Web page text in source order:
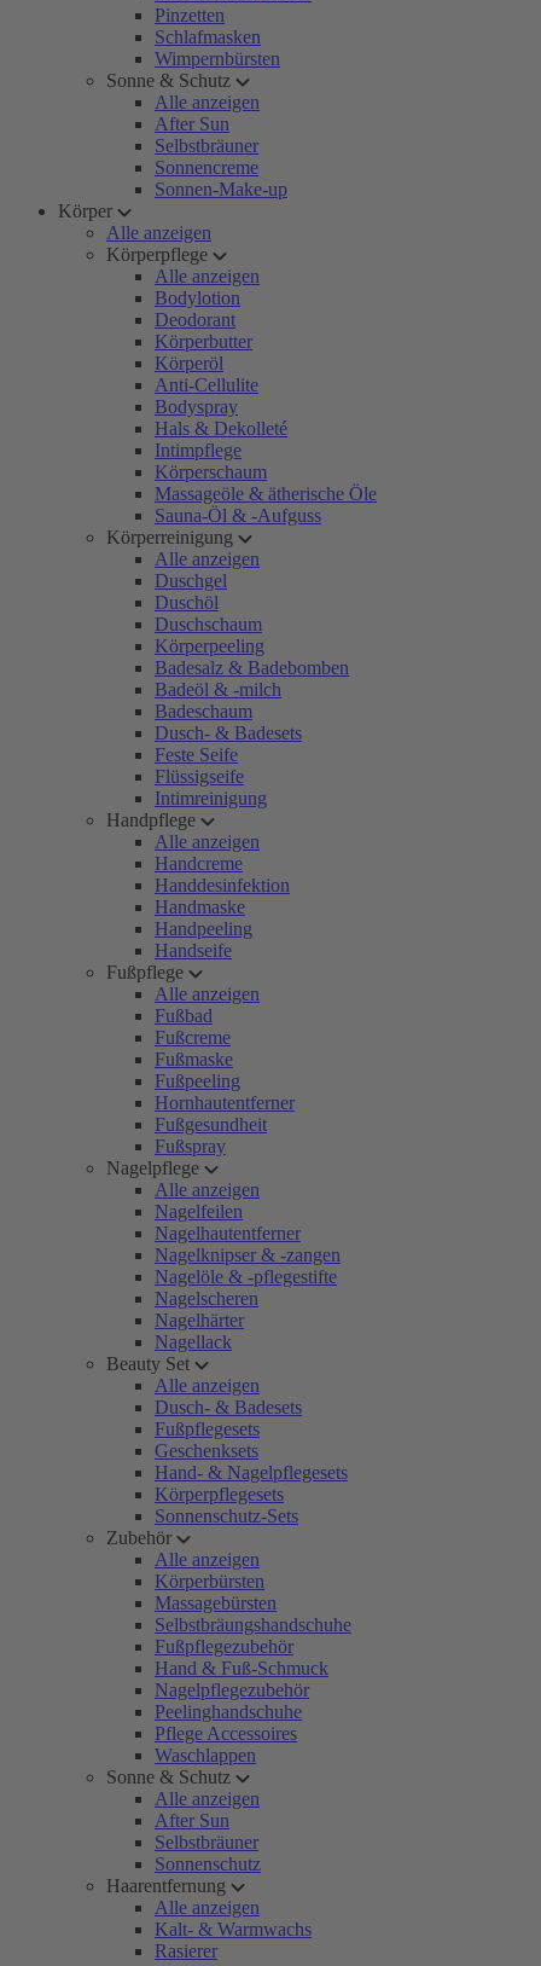
Pinzetten
Schlafmasken
Wimpernbürsten
Sonne & Schutz
Alle anzeigen
After Sun
Selbstbräuner
Sonnencreme
Sonnen-Make-up
Körper
Alle anzeigen
Körperpflege
Alle anzeigen
Bodylotion
Deodorant
Körperbutter
Körperöl
Anti-Cellulite
Bodyspray
Hals & Dekolleté
Intimpflege
Körperschaum
Massageöle & ätherische Öle
Sauna-Öl & -Aufguss
Körperreinigung
Alle anzeigen
Duschgel
Duschöl
Duschschaum
Körperpeeling
Badesalz & Badebomben
Badeöl & -milch
Badeschaum
Dusch- & Badesets
Feste Seife
Flüssigseife
Intimreinigung
Handpflege
Alle anzeigen
Handcreme
Handdesinfektion
Handmaske
Handpeeling
Handseife
Fußpflege
Alle anzeigen
Fußbad
Fußcreme
Fußmaske
Fußpeeling
Hornhautentferner
Fußgesundheit
Fußspray
Nagelpflege
Alle anzeigen
Nagelfeilen
Nagelhautentferner
Nagelknipser & -zangen
Nagelöle & -pflegestifte
Nagelscheren
Nagelhärter
Nagellack
Beauty Set
Alle anzeigen
Dusch- & Badesets
Fußpflegesets
Geschenksets
Hand- & Nagelpflegesets
Körperpflegesets
Sonnenschutz-Sets
Zubehör
Alle anzeigen
Körperbürsten
Massagebürsten
Selbstbräungshandschuhe
Fußpflegezubehör
Hand & Fuß-Schmuck
Nagelpflegezubehör
Peelinghandschuhe
Pflege Accessoires
Waschlappen
Sonne & Schutz
Alle anzeigen
After Sun
Selbstbräuner
Sonnenschutz
Haarentfernung
Alle anzeigen
Kalt- & Warmwachs
Rasierer